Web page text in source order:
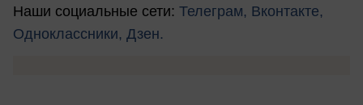
Наши социальные сети: Телеграм, Вконтакте,
Одноклассники, Дзен.